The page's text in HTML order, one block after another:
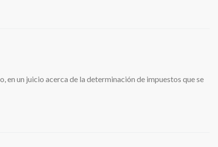
en un juicio acerca de la determinación de impuestos que se